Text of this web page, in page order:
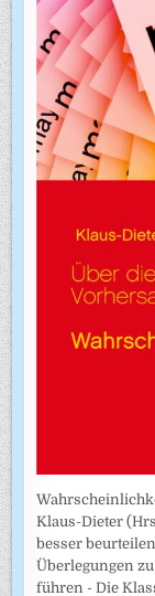
Klaus-Dieter
besser
Überlegungen
führen - Die